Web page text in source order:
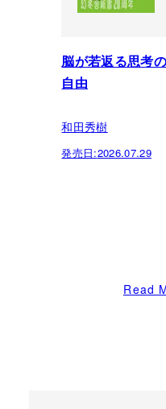
脳が若返る思考の
自由
和田秀樹
発売日:2026.07.29
Read